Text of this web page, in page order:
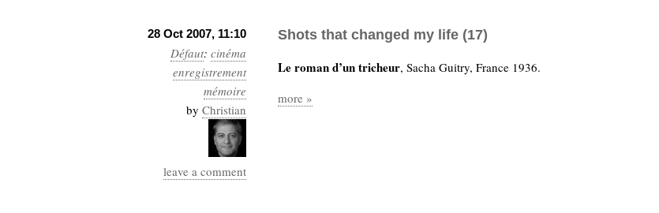
28 Oct 2007, 11:10
Défaut: cinéma
enregistrement
mémoire
by Christian
leave a comment
Shots that changed my life (17)
Le roman d’un tricheur, Sacha Guitry, France 1936.
more »
mémoire ontologie
participation
Politique Probabilité
programmation projet
REST
Social-Network
stiegler